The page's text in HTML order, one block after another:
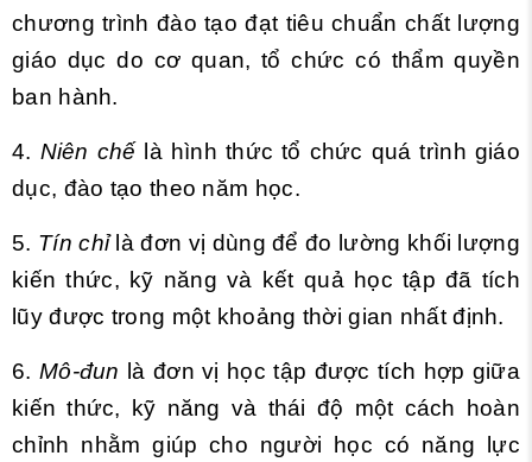
chương trình đào tạo đạt tiêu chuẩn chất lượng
giáo dục do cơ quan, tổ chức có thẩm quyền
ban hành.
4. Niên chế là hình thức tổ chức quá trình giáo
dục, đào tạo theo năm học.
5. Tín chỉlà đơn vị dùng để đo lường khối lượng
kiến thức, kỹ năng và kết quả học tập đã tích
lũy được trong một khoảng thời gian nhất định.
6. Mô-đun là đơn vị học tập được tích hợp giữa
kiến thức, kỹ năng và thái độ một cách hoàn
chỉnh nhằm giúp cho người học có năng lực